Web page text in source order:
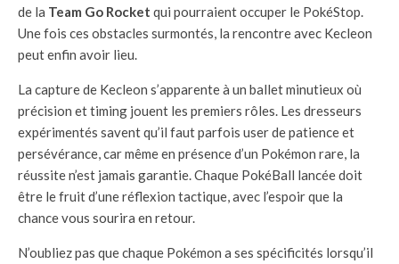
de la Team Go Rocket qui pourraient occuper le PokéStop.
Une fois ces obstacles surmontés, la rencontre avec Kecleon
peut enfin avoir lieu.
La capture de Kecleon s’apparente à un ballet minutieux où
précision et timing jouent les premiers rôles. Les dresseurs
expérimentés savent qu’il faut parfois user de patience et
persévérance, car même en présence d’un Pokémon rare, la
réussite n’est jamais garantie. Chaque PokéBall lancée doit
être le fruit d’une réflexion tactique, avec l’espoir que la
chance vous sourira en retour.
N’oubliez pas que chaque Pokémon a ses spécificités lorsqu’il